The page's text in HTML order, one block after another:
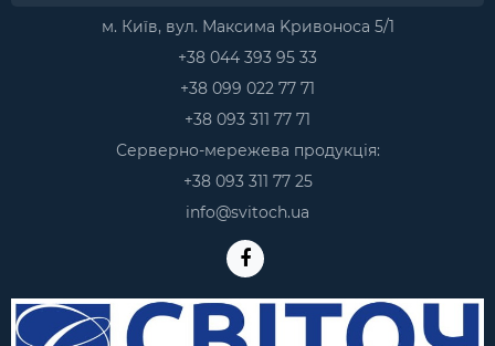
м. Київ, вул. Максима Kривоноса 5/1
+38 044 393 95 33
+38 099 022 77 71
+38 093 311 77 71
Серверно-мережева продукція:
+38 093 311 77 25
info@svitoch.ua